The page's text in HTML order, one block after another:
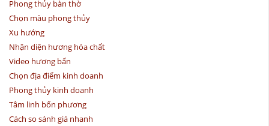
Phong thủy bàn thờ
Chọn màu phong thủy
Xu hướng
Nhận diện hương hóa chất
Video hương bẩn
Chọn địa điểm kinh doanh
Phong thủy kinh doanh
Tâm linh bốn phương
Cách so sánh giá nhanh